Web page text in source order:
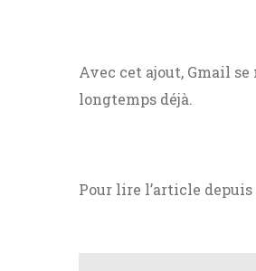
Avec cet ajout, Gmail
longtemps déjà.
Pour lire l’article depuis